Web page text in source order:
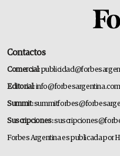
Contactos
Comercial:
Editorial:info@forbesargentina.com
Summit:
Suscripciones:
Forbes Argentina es publicada por